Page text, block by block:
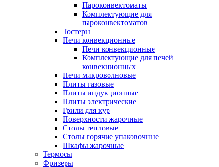
Пароконвектоматы
Комплектующие для
пароконвектоматов
Тостеры
Печи конвекционные
Печи конвекционные
Комплектующие для печей
конвекционных
Печи микроволновые
Плиты газовые
Плиты индукционные
Плиты электрические
Грили для кур
Поверхности жарочные
Столы тепловые
Столы горячие упаковочные
Шкафы жарочные
Термосы
Фризеры